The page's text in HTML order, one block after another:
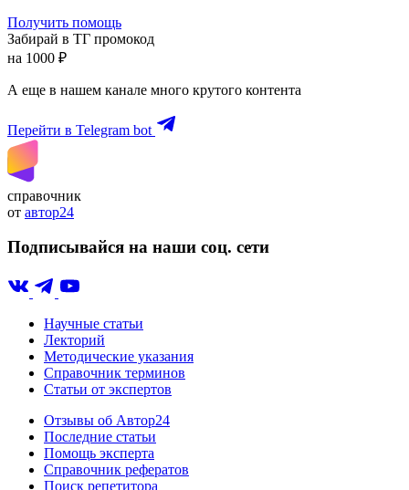
Получить помощь
Забирай в ТГ промокод
на 1000 ₽
А еще в нашем канале много крутого контента
Перейти в Telegram bot
справочник
от автор24
Подписывайся на наши соц. сети
Научные статьи
Лекторий
Методические указания
Справочник терминов
Статьи от экспертов
Отзывы об Автор24
Последние статьи
Помощь эксперта
Справочник рефератов
Поиск репетитора